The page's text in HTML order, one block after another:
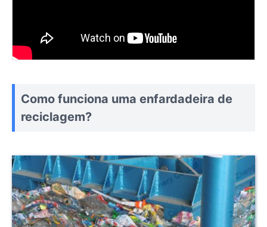
Como funciona uma enfardadeira de
reciclagem?